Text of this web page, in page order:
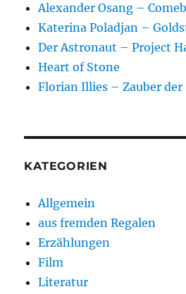
Alexander Osang –
Katerina Poladjan –
Der Astronaut – Project
Heart of Stone
Florian Illies – Zauber der
KATEGORIEN
Allgemein
aus fremden Regalen
Erzählungen
Film
Literatur